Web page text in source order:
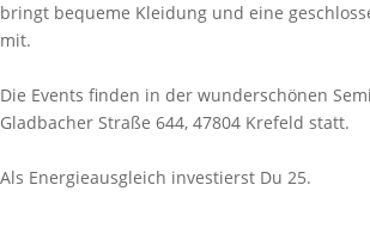
bringt bequeme Kleidung und eine
mit.
Die Events finden in der wunderschönen
Gladbacher Straße 644, 47804 Krefeld statt.
Als Energieausgleich investierst Du 25.